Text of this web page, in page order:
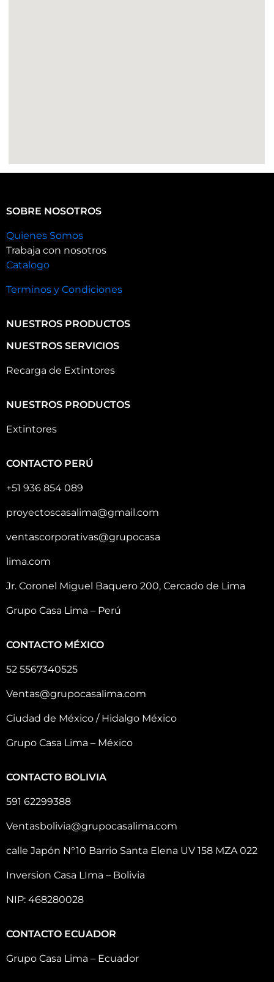
SOBRE NOSOTROS
Quienes Somos
Trabaja con nosotros
Catalogo
Terminos y Condiciones
NUESTROS PRODUCTOS
NUESTROS SERVICIOS
Recarga de Extintores
NUESTROS PRODUCTOS
Extintores
CONTACTO PERÚ
+51 936 854 089
proyectoscasalima@gmail.com
ventascorporativas@grupocasa
lima.com
Jr. Coronel Miguel Baquero 200, Cercado de Lima
Grupo Casa Lima – Perú
CONTACTO MÉXICO
52 5567340525
Ventas@grupocasalima.com
Ciudad de México / Hidalgo México
Grupo Casa Lima – México
CONTACTO BOLIVIA
591 62299388
Ventasbolivia@grupocasalima.com
calle Japón N°10 Barrio Santa Elena UV 158 MZA 022
Inversion Casa LIma – Bolivia
NIP: 468280028
CONTACTO ECUADOR
Grupo Casa Lima – Ecuador